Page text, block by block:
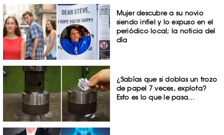
Mujer descubre a su novio
siendo infiel y lo expuso en el
periódico local; la noticia del
día
¿Sabías que si doblas un trozo
de papel 7 veces, explota?
Esto es lo que le pasa…